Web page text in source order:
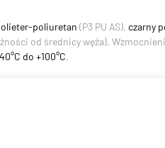
poliuretan (P3 PU AS), czarny
od średnicy węża).
do +100°C.